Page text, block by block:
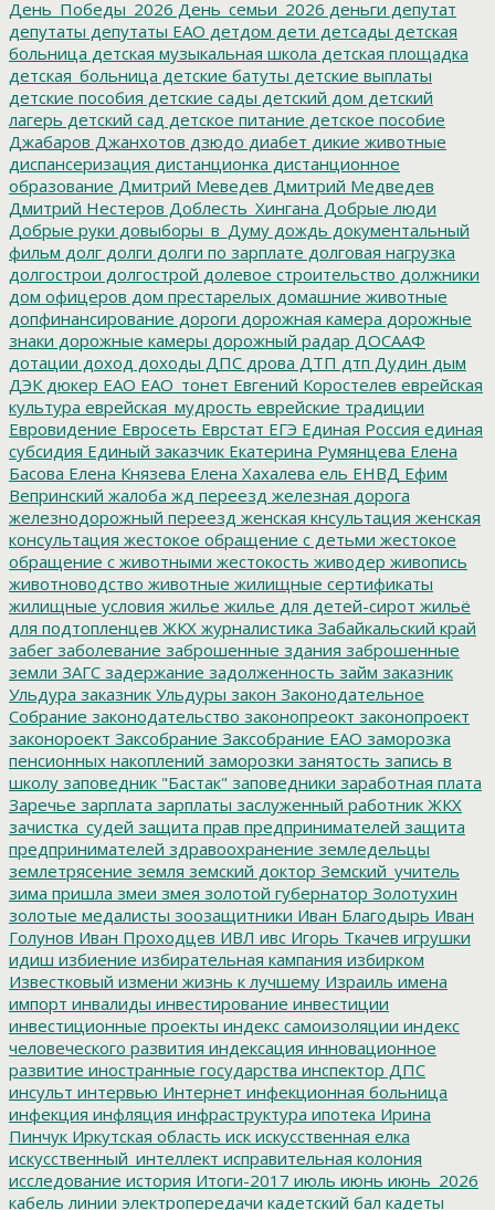
День_Победы_2026 День_семьи_2026 деньги депутат
депутаты депутаты ЕАО детдом дети детсады детская
больница детская музыкальная школа детская площадка
детская_больница детские батуты детские выплаты
детские пособия детские сады детский дом детский
лагерь детский сад детское питание детское пособие
Джабаров Джанхотов дзюдо диабет дикие животные
диспансеризация дистанционка дистанционное
образование Дмитрий Меведев Дмитрий Медведев
Дмитрий Нестеров Доблесть_Хингана Добрые люди
Добрые руки довыборы_в_Думу дождь документальный
фильм долг долги долги по зарплате долговая нагрузка
долгострои долгострой долевое строительство должники
дом офицеров дом престарелых домашние животные
допфинансирование дороги дорожная камера дорожные
знаки дорожные камеры дорожный радар ДОСААФ
дотации доход доходы ДПС дрова ДТП дтп Дудин дым
ДЭК дюкер ЕАО ЕАО_тонет Евгений Коростелев еврейская
культура еврейская_мудрость еврейские традиции
Евровидение Евросеть Еврстат ЕГЭ Единая Россия единая
субсидия Единый заказчик Екатерина Румянцева Елена
Басова Елена Князева Елена Хахалева ель ЕНВД Ефим
Вепринский жалоба жд переезд железная дорога
железнодорожный переезд женская кнсультация женская
консультация жестокое обращение с детьми жестокое
обращение с животными жестокость живодер живопись
животноводство животные жилищные сертификаты
жилищные условия жилье жилье для детей-сирот жильё
для подтопленцев ЖКХ журналистика Забайкальский край
забег заболевание заброшенные здания заброшенные
земли ЗАГС задержание задолженность займ заказник
Ульдура заказник Ульдуры закон Законодательное
Собрание законодательство законопреокт законопроект
законороект Заксобрание Заксобрание ЕАО заморозка
пенсионных накоплений заморозки занятость запись в
школу заповедник "Бастак" заповедники заработная плата
Заречье зарплата зарплаты заслуженный работник ЖКХ
зачистка_судей защита прав предпринимателей защита
предпринимателей здравоохранение земледельцы
землетрясение земля земский доктор Земский_учитель
зима пришла змеи змея золотой губернатор Золотухин
золотые медалисты зоозащитники Иван Благодырь Иван
Голунов Иван Проходцев ИВЛ ивс Игорь Ткачев игрушки
идиш избиение избирательная кампания избирком
Известковый измени жизнь к лучшему Израиль имена
импорт инвалиды инвестирование инвестиции
инвестиционные проекты индекс самоизоляции индекс
человеческого развития индексация инновационное
развитие иностранные государства инспектор ДПС
инсульт интервью Интернет инфекционная больница
инфекция инфляция инфраструктура ипотека Ирина
Пинчук Иркутская область иск искусственная елка
искусственный_интеллект исправительная колония
исследование история Итоги-2017 июль июнь июнь_2026
кабель линии электропередачи кадетский бал кадеты